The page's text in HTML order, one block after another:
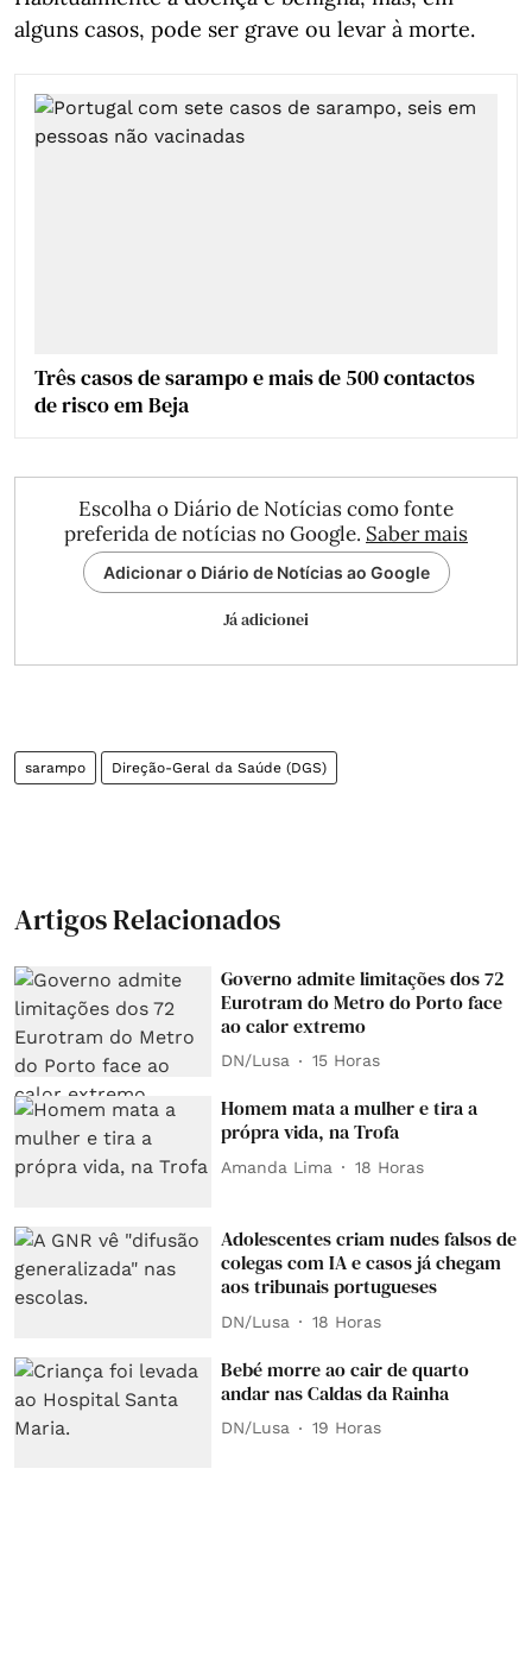
alguns casos, pode ser grave ou levar à morte.
Três casos de sarampo e mais de 500 contactos
de risco em Beja
Escolha o Diário de Notícias como fonte
preferida de notícias no Google. Saber mais
Adicionar o Diário de Notícias ao Google
Já adicionei
sarampo Direção-Geral da Saúde (DGS)
Artigos Relacionados
Governo admite limitações dos 72
Eurotram do Metro do Porto face
ao calor extremo
DN/Lusa 15 Horas
Homem mata a mulher e tira a
própra vida, na Trofa
Amanda Lima 18 Horas
Adolescentes criam nudes falsos de
colegas com IA e casos já chegam
aos tribunais portugueses
DN/Lusa 18 Horas
Bebé morre ao cair de quarto
andar nas Caldas da Rainha
DN/Lusa 19 Horas